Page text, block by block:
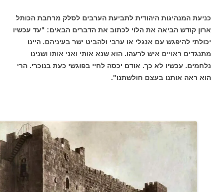
כניעת המנהיגות היהודית לתביעת הערבים לסלק מרחבת הכותל
ארון קודש הביאה את הלוי לכתוב את הדברים הבאים: "עד עכשיו
יכולתי להיפגש עם אנגלי או ערבי ולהביט ישר בעיניהם. היינו
מתנגדים ראויים איש לרעהו. הוא שנא אותי ואני אותו ושנינו
נלחמים. עכשיו לא כך. אודם יכסה לחיי בפוגשי כעת בנוכרי. הרי
הוא ראה אותנו בעצם חולשתנו".